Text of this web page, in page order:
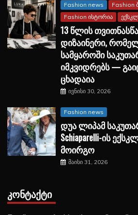
Fashion news
Fashion
Fashion ისტორია
13 წლის
დიზაინერი,
სამყაროში
იმკვიდრებს —
ცხადაია
ივნისი 30, 2026
Fashion news
დუა ლიპამ
Schiaparelli-ის
მოირგო
მაისი 31, 2026
ᲙᲝᲜᲢᲐᲥᲢᲘ